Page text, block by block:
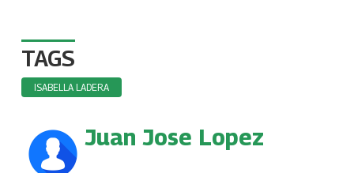
TAGS
ISABELLA LADERA
Juan Jose Lopez